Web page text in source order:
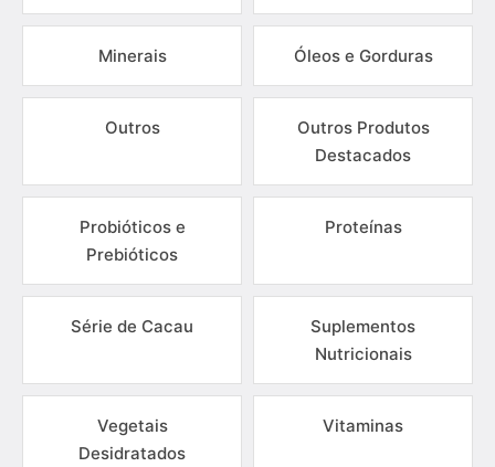
Minerais Óleos e Gorduras
Outros
Outros Produtos
Destacados
Probióticos e
Prebióticos
Proteínas
Série de Cacau
Suplementos
Nutricionais
Vegetais
Desidratados
Vitaminas